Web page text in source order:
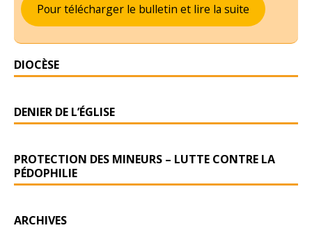
Pour télécharger le bulletin et lire la suite
DIOCÈSE
DENIER DE L’ÉGLISE
PROTECTION DES MINEURS – LUTTE CONTRE LA
PÉDOPHILIE
ARCHIVES